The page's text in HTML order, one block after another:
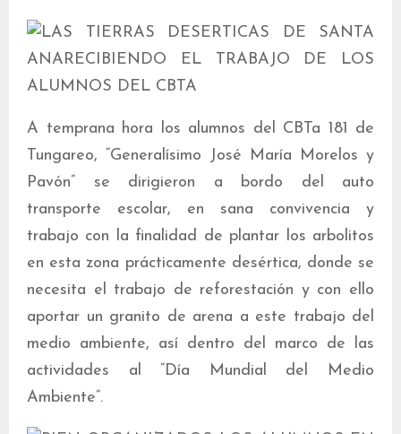
A temprana hora los alumnos del CBTa 181 de
Tungareo, “Generalísimo José María Morelos y
Pavón” se dirigieron a bordo del auto
transporte escolar, en sana convivencia y
trabajo con la finalidad de plantar los arbolitos
en esta zona prácticamente desértica, donde se
necesita el trabajo de reforestación y con ello
aportar un granito de arena a este trabajo del
medio ambiente, así dentro del marco de las
actividades al “Día Mundial del Medio
Ambiente”.